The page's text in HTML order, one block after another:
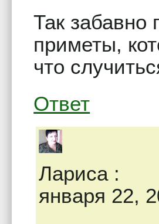
Так забавно
приметы,
что
Ответ
Лариса:
января 22,